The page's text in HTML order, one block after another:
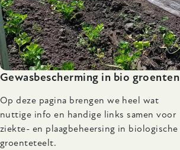
Gewasbescherming in bio groenten
Op deze pagina brengen we heel wat
nuttige info en handige links samen voor
ziekte- en plaagbeheersing in biologische
groenteteelt.